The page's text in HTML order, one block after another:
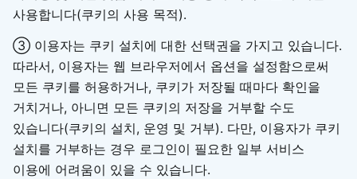
사용합니다(쿠키의 사용 목적).
③ 이용자는 쿠키 설치에 대한 선택권을 가지고 있습니다.
따라서, 이용자는 웹 브라우저에서 옵션을 설정함으로써
모든 쿠키를 허용하거나, 쿠키가 저장될 때마다 확인을
거치거나, 아니면 모든 쿠키의 저장을 거부할 수도
있습니다(쿠키의 설치, 운영 및 거부). 다만, 이용자가 쿠키
설치를 거부하는 경우 로그인이 필요한 일부 서비스
이용에 어려움이 있을 수 있습니다.